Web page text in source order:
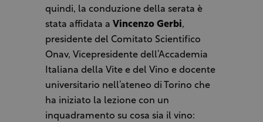
quindi, la conduzione della serata è
stata affidata a Vincenzo Gerbi,
presidente del Comitato Scientifico
Onav, Vicepresidente dell’Accademia
Italiana della Vite e del Vino e docente
universitario nell’ateneo di Torino che
ha iniziato la lezione con un
inquadramento su cosa sia il vino: